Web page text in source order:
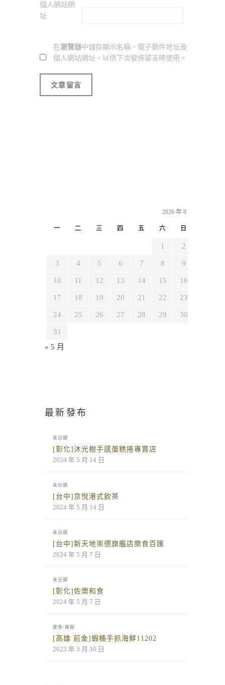
個人網站網
址
在瀏覽器中儲存顯示名稱、電子郵件地址及
個人網站網址，以供下次發佈留言時使用。
2026 年 8 月
一 二 三 四 五 六 日
1 2
3 4 5 6 7 8 9
10 11 12 13 14 15 16
17 18 19 20 21 22 23
24 25 26 27 28 29 30
31
« 5 月
最新發布
未分類
[彰化]沐光樹手感蛋糕捲專賣店
2024 年 5 月 14 日
未分類
[台中]京悅港式飲茶
2024 年 5 月 14 日
未分類
[台中]新天地崇德旗艦店樂食百匯
2024 年 5 月 7 日
未分類
[彰化]佐樂和食
2024 年 5 月 7 日
美食-南部
[高雄 前金]蝦桶手抓海鮮11202
2023 年 3 月 30 日